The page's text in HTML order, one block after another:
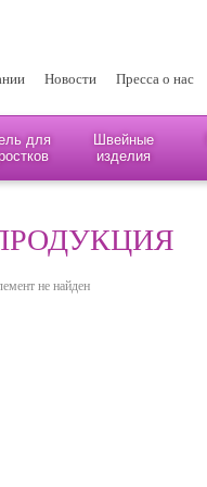
Новости Пресса о нас
для
Швейные
изделия
не найден